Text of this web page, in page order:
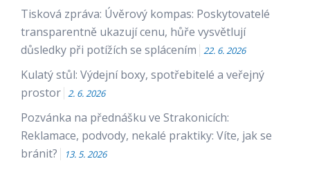
Tisková zpráva: Úvěrový kompas: Poskytovatelé
transparentně ukazují cenu, hůře vysvětlují
důsledky při potížích se splácením
22. 6. 2026
Kulatý stůl: Výdejní boxy, spotřebitelé a veřejný
prostor 2. 6. 2026
Pozvánka na přednášku ve Strakonicích:
Reklamace, podvody, nekalé praktiky: Víte, jak se
bránit?
13. 5. 2026